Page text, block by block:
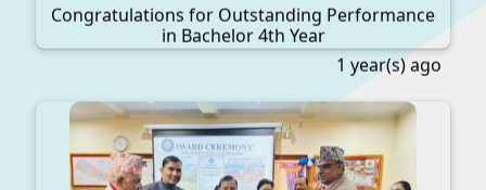
Congratulations for Outstanding Performance
in Bachelor 4th Year
1 year(s) ago